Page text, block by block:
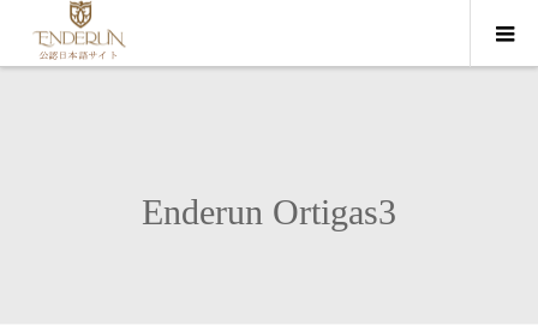
Enderun Ortigas3